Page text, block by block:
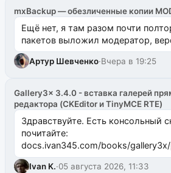
mxBackup — обезличенные копии
Ещё нет, я там разом почти
пакетов выложил модератор,
Артур Шевченко·Вчера в 19:25
Gallery3x 3.4.0 - вставка галерей
редактора (CKEditor и TinyMCE RTE)
Здравствуйте. Есть консольный
почитайте:
docs.ivan345.com/books/
ms2galleryphp
Ivan K.·05 августа 2026, 11:33